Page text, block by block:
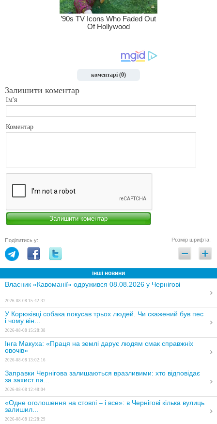
коментарі (0)
Залишити коментар
Ім'я
Коментар
Поділитись у: Розмір шрифта:
інші новини
Власник «Кавоманії» одружився 08.08.2026 у Чернігові
2026-08-08 15:42:37
У Корюківці собака покусав трьох людей. Чи скажений був пес
і чому він...
2026-08-08 15:28:38
Інга Макуха: «Праця на землі дарує людям смак справжніх
овочів»
2026-08-08 13:02:16
Заправки Чернігова залишаються вразливими: хто відповідає
за захист па...
2026-08-08 12:48:04
«Одне оголошення на стовпі – і все»: в Чернігові кілька вулиць
залишил...
2026-08-08 12:28:29